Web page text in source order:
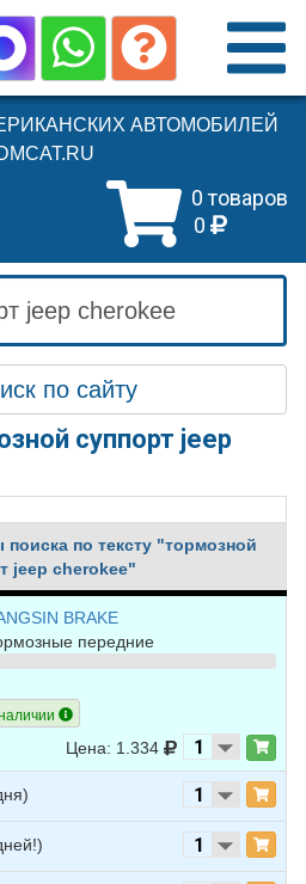
АВТОМОБИЛЕЙ
0 товаров
0
по сайту
суппорт jeep
поиска по тексту "тормозной
jeep cherokee"
BRAKE
передние
Цена: 1.334